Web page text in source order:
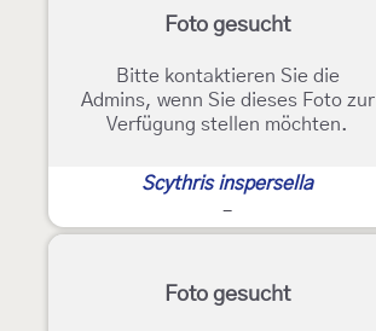
Foto gesucht
Bitte kontaktieren Sie die
Admins, wenn Sie dieses Foto zur
Verfügung stellen möchten.
Scythris inspersella
-
Foto gesucht